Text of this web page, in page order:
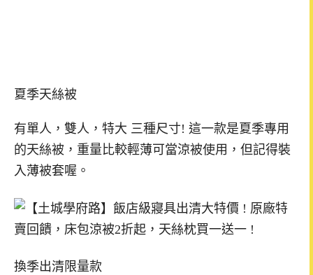
夏季天絲被
有單人，雙人，特大 三種尺寸! 這一款是夏季專用
的天絲被，重量比較輕薄可當涼被使用，但記得裝
入薄被套喔。
換季出清限量款